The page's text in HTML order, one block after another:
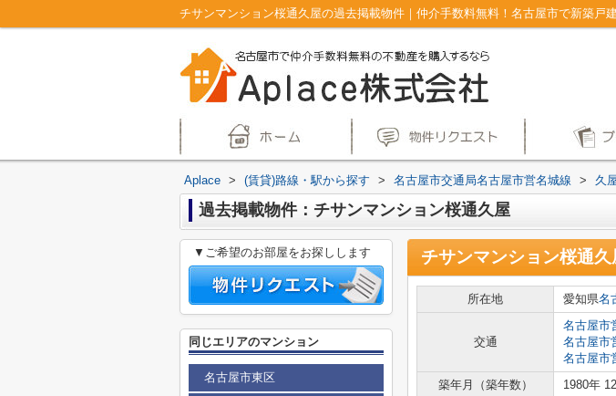
チサンマンション桜通久屋の過去掲載物件｜仲介手数料無料！名古屋市で新築戸
Aplace > (賃貸)路線・駅から探す > 名古屋市交通局名古屋市営名城線 > 久
過去掲載物件：チサンマンション桜通久屋
チサンマンション桜通久
所在地 愛知県名
交通
名古屋市
名古屋市
名古屋市
築年月（築年数）
1980年
▼ご希望のお部屋をお探しします
同じエリアのマンション
名古屋市東区